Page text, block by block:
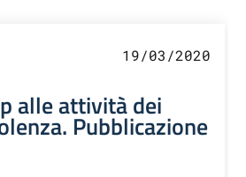
19/03/2020
alle attività dei
Pubblicazione